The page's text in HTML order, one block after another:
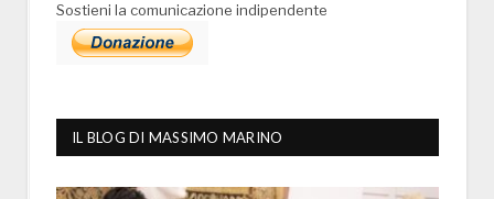
Sostieni la comunicazione indipendente
IL BLOG DI MASSIMO MARINO